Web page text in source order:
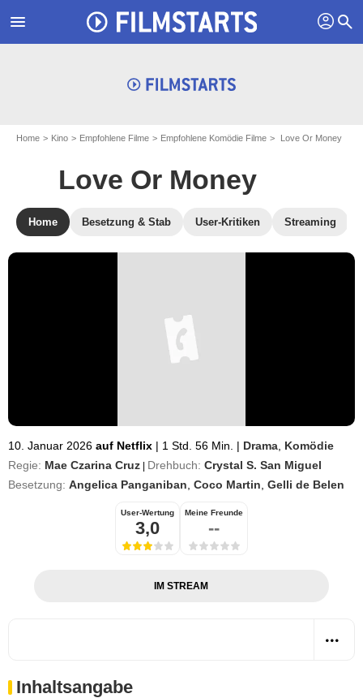
menu profil search
Home Kino Empfohlene Filme Empfohlene Komödie Filme Love Or Money
Love Or Money
Home Besetzung & Stab User-Kritiken Streaming
10. Januar 2026 auf Netflix | 1 Std. 56 Min. | Drama Komödie
Regie: Mae Czarina Cruz Drehbuch: Crystal S. San Miguel
Besetzung: Angelica Panganiban Coco Martin Gelli de Belen
User-Wertung
3,0
Meine Freunde
--
IM STREAM
Inhaltsangabe